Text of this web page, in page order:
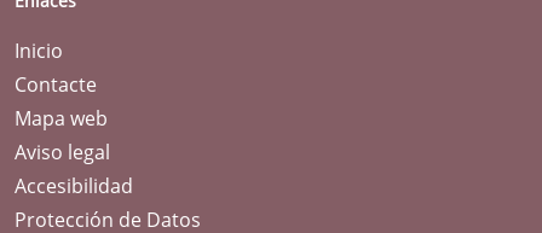
Inicio
Contacte
Mapa web
Aviso legal
Accesibilidad
Protección de Datos